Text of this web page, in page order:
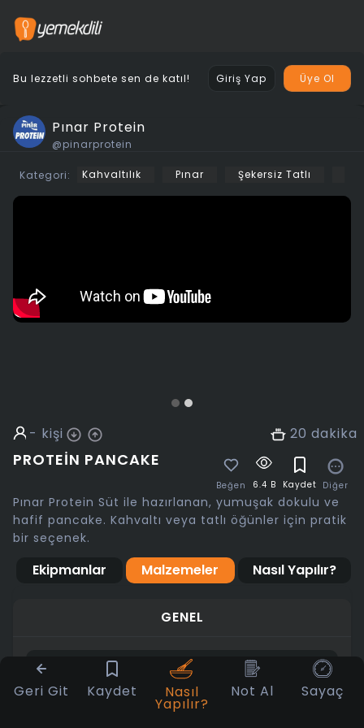
Bu lezzetli sohbete sen de katıl! Giriş Yap Üye Ol
Pınar Protein
@pinarprotein
Kategori: Kahvaltılık Pınar Şekersiz Tatlı
- kişi 20 dakika
PROTEIN PANCAKE
Beğen 6.4 B Kaydet Diğer
Pınar Protein Süt ile hazırlanan, yumuşak dokulu ve
hafif pancake. Kahvaltı veya tatlı öğünler için pratik
bir seçenek.
Ekipmanlar Malzemeler Nasıl Yapılır?
GENEL
Yumurta
Geri Git Kaydet Nasıl
Yapılır?
Not Al Sayaç